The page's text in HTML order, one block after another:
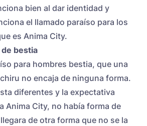
bien al dar identidad y
el llamado paraíso para los
es Anima City.
bestia
para hombres bestia, que una
no encaja de ninguna forma.
diferentes y la expectativa
Anima City, no había forma de
de otra forma que no se la